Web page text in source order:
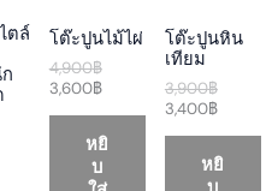
D
ตล์
D
C
โต๊ะปูนไม้ไผ่
4,900฿
l
p
r
e
w
a
3,600฿
p
r
i
i
s
:
หยิ
บ
โต๊ะปูนหิน
เทียม
3,900฿
l
r
i
w
a
3,400฿
p
i
c
s
:
หยิ